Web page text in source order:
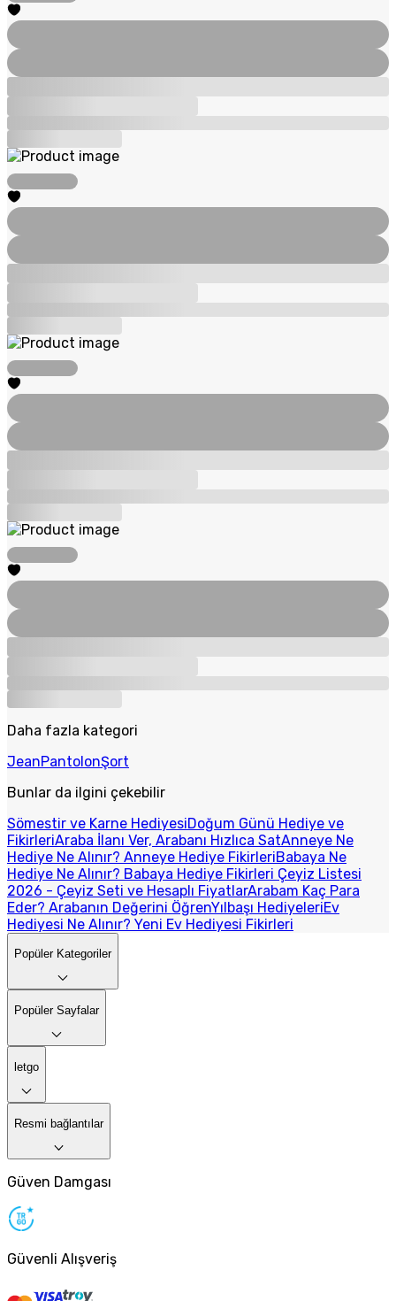
Daha fazla kategori
JeanPantolonŞort
Bunlar da ilgini çekebilir
Sömestir ve Karne HediyesiDoğum Günü Hediye ve
FikirleriAraba İlanı Ver, Arabanı Hızlıca SatAnneye Ne
Hediye Ne Alınır? Anneye Hediye FikirleriBabaya Ne
Hediye Ne Alınır? Babaya Hediye Fikirleri Çeyiz Listesi
2026 - Çeyiz Seti ve Hesaplı FiyatlarArabam Kaç Para
Eder? Arabanın Değerini ÖğrenYılbaşı HediyeleriEv
Hediyesi Ne Alınır? Yeni Ev Hediyesi Fikirleri
Popüler Kategoriler
Popüler Sayfalar
letgo
Resmi bağlantılar
Güven Damgası
Güvenli Alışveriş